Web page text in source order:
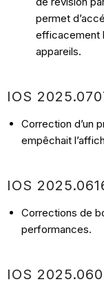
permet
efficacement
appareils.
IOS
Correction d’un
empêchait
IOS
Corrections de
performances.
IOS